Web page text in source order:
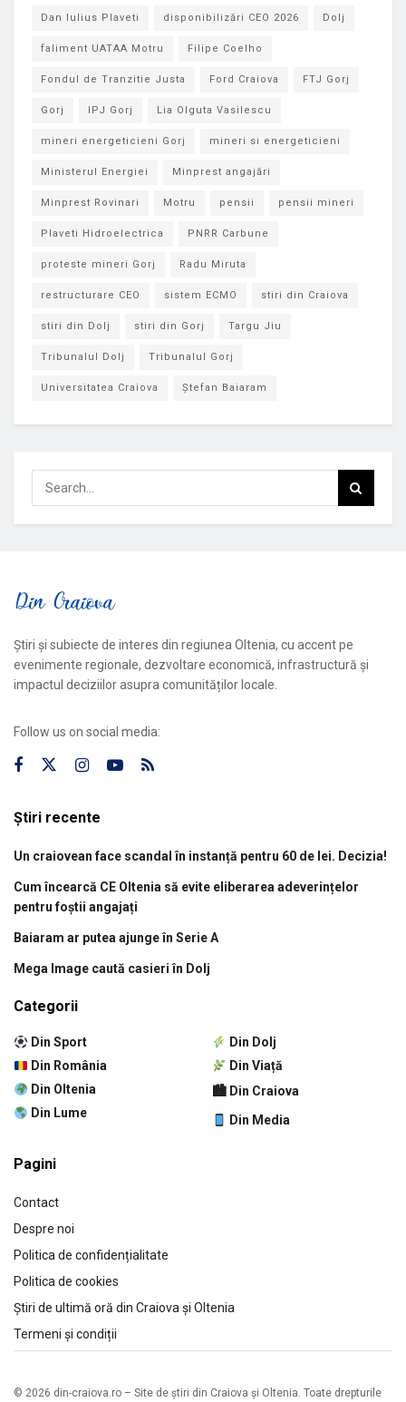
Dan Iulius Plaveti disponibilizări CEO 2026 Dolj
faliment UATAA Motru Filipe Coelho
Fondul de Tranzitie Justa Ford Craiova FTJ Gorj
Gorj IPJ Gorj Lia Olguta Vasilescu
mineri energeticieni Gorj mineri si energeticieni
Ministerul Energiei Minprest angajări
Minprest Rovinari Motru pensii pensii mineri
Plaveti Hidroelectrica PNRR Carbune
proteste mineri Gorj Radu Miruta
restructurare CEO sistem ECMO stiri din Craiova
stiri din Dolj stiri din Gorj Targu Jiu
Tribunalul Dolj Tribunalul Gorj
Universitatea Craiova Ștefan Baiaram
Știri și subiecte de interes din regiunea Oltenia, cu accent pe
evenimente regionale, dezvoltare economică, infrastructură și
impactul deciziilor asupra comunităților locale.
Follow us on social media:
Știri recente
Un craiovean face scandal în instanță pentru 60 de lei. Decizia!
Cum încearcă CE Oltenia să evite eliberarea adeverințelor
pentru foștii angajați
Baiaram ar putea ajunge în Serie A
Mega Image caută casieri în Dolj
Categorii
Din Sport
Din România
Din Oltenia
Din Lume
Din Dolj
Din Viață
🏙 Din Craiova
Din Media
Pagini
Contact
Despre noi
Politica de confidențialitate
Politica de cookies
Știri de ultimă oră din Craiova și Oltenia
Termeni și condiții
© 2026 din-craiova.ro – Site de știri din Craiova și Oltenia. Toate drepturile